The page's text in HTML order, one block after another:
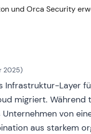
Investoren
USD (+35 % ggü.
sich gegenüber
der Wachstumssorgen
und
des Wachstums
mit
und Orca Security
2025)
Infrastruktur-Layer
migriert.
von
aus starkem